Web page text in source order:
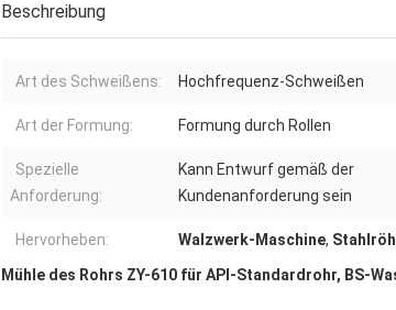
Beschreibung
Art des Schweißens: Hochfrequenz-Schweißen
Art der Formung: Formung durch Rollen
Spezielle
Anforderung:
Kann Entwurf gemäß der
Kundenanforderung sein
Hervorheben: Walzwerk-Maschine,
Mühle des Rohrs ZY-610 für API-Standardrohr, BS-